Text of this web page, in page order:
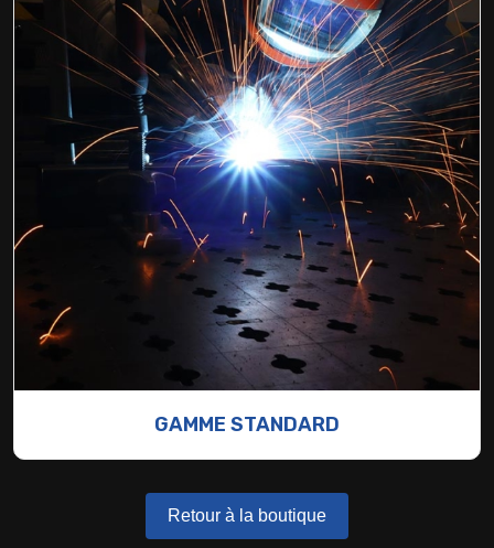
GAMME STANDARD
Retour à la boutique